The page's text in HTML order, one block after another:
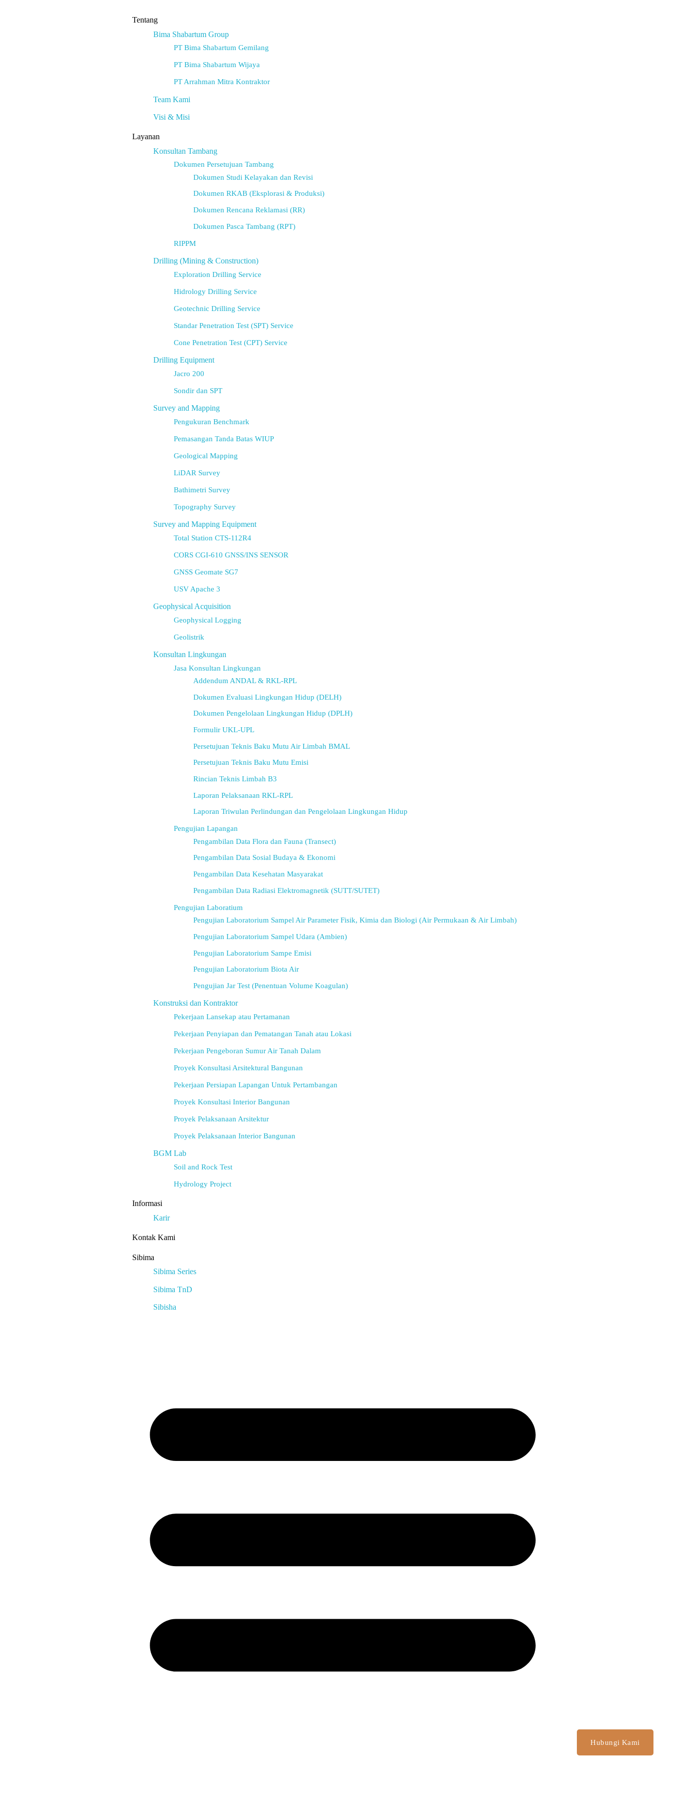
Tentang
Bima Shabartum Group
PT Bima Shabartum Gemilang
PT Bima Shabartum Wijaya
PT Arrahman Mitra Kontraktor
Team Kami
Visi & Misi
Layanan
Konsultan Tambang
Dokumen Persetujuan Tambang
Dokumen Studi Kelayakan dan Revisi
Dokumen RKAB (Eksplorasi & Produksi)
Dokumen Rencana Reklamasi (RR)
Dokumen Pasca Tambang (RPT)
RIPPM
Drilling (Mining & Construction)
Exploration Drilling Service
Hidrology Drilling Service
Geotechnic Drilling Service
Standar Penetration Test (SPT) Service
Cone Penetration Test (CPT) Service
Drilling Equipment
Jacro 200
Sondir dan SPT
Survey and Mapping
Pengukuran Benchmark
Pemasangan Tanda Batas WIUP
Geological Mapping
LiDAR Survey
Bathimetri Survey
Topography Survey
Survey and Mapping Equipment
Total Station CTS-112R4
CORS CGI-610 GNSS/INS SENSOR
GNSS Geomate SG7
USV Apache 3
Geophysical Acquisition
Geophysical Logging
Geolistrik
Konsultan Lingkungan
Jasa Konsultan Lingkungan
Addendum ANDAL & RKL-RPL
Dokumen Evaluasi Lingkungan Hidup (DELH)
Dokumen Pengelolaan Lingkungan Hidup (DPLH)
Formulir UKL-UPL
Persetujuan Teknis Baku Mutu Air Limbah BMAL
Persetujuan Teknis Baku Mutu Emisi
Rincian Teknis Limbah B3
Laporan Pelaksanaan RKL-RPL
Laporan Triwulan Perlindungan dan Pengelolaan Lingkungan Hidup
Pengujian Lapangan
Pengambilan Data Flora dan Fauna (Transect)
Pengambilan Data Sosial Budaya & Ekonomi
Pengambilan Data Kesehatan Masyarakat
Pengambilan Data Radiasi Elektromagnetik (SUTT/SUTET)
Pengujian Laboratium
Pengujian Laboratorium Sampel Air Parameter Fisik, Kimia dan Biologi (Air Permukaan & Air Limbah)
Pengujian Laboratorium Sampel Udara (Ambien)
Pengujian Laboratorium Sampe Emisi
Pengujian Laboratorium Biota Air
Pengujian Jar Test (Penentuan Volume Koagulan)
Konstruksi dan Kontraktor
Pekerjaan Lansekap atau Pertamanan
Pekerjaan Penyiapan dan Pematangan Tanah atau Lokasi
Pekerjaan Pengeboran Sumur Air Tanah Dalam
Proyek Konsultasi Arsitektural Bangunan
Pekerjaan Persiapan Lapangan Untuk Pertambangan
Proyek Konsultasi Interior Bangunan
Proyek Pelaksanaan Arsitektur
Proyek Pelaksanaan Interior Bangunan
BGM Lab
Soil and Rock Test
Hydrology Project
Informasi
Karir
Kontak Kami
Sibima
Sibima Series
Sibima TnD
Sibisha
Hubungi Kami